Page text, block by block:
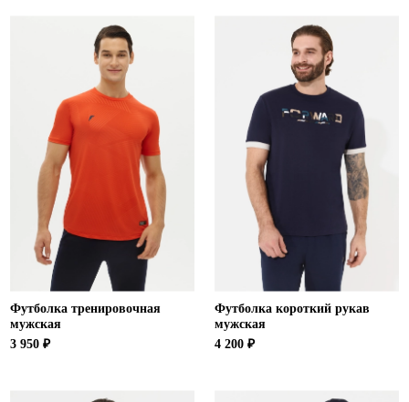
Челябинская область (2)
Ямало-Ненецкий автономный округ (1)
Ярославская область (1)
Футболка тренировочная
мужская
3 950 ₽
Футболка короткий рукав
мужская
4 200 ₽